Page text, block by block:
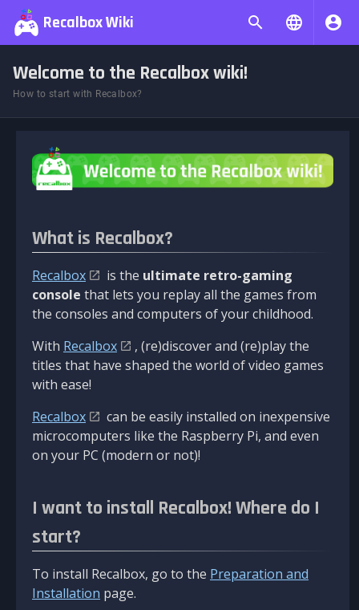
Recalbox Wiki
Welcome to the Recalbox wiki!
How to start with Recalbox?
What is Recalbox?
Recalbox is the ultimate retro-gaming
console that lets you replay all the games from
the consoles and computers of your childhood.
With Recalbox
, (re)discover and (re)play the
titles that have shaped the world of video games
with ease!
Recalbox
can be easily installed on inexpensive
microcomputers like the Raspberry Pi, and even
on your PC (modern or not)!
I want to install Recalbox! Where do I
start?
To install Recalbox, go to the Preparation and
Installation page.